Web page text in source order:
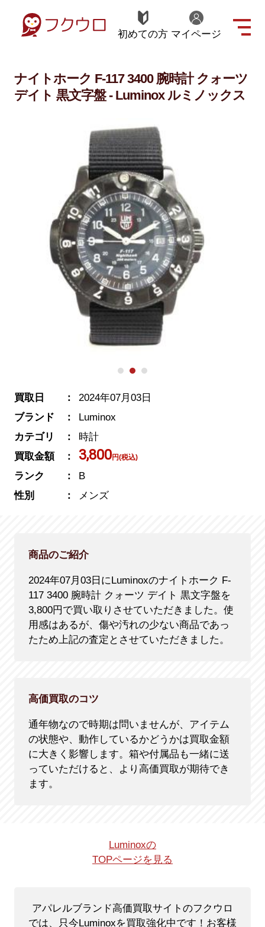
初めての方 マイページ
ナイトホーク F-117 3400 腕時計 クォーツ
デイト 黒文字盤 - Luminox ルミノックス
買取日
2024年07月03日
ブランド
Luminox
カテゴリ
時計
買取金額
3,800円(税込)
ランク
B
性別
メンズ
商品のご紹介
2024年07月03日にLuminoxのナイトホーク F-
117 3400 腕時計 クォーツ デイト 黒文字盤を
3,800円で買い取りさせていただきました。使
用感はあるが、傷や汚れの少ない商品であっ
たため上記の査定とさせていただきました。
高価買取のコツ
通年物なので時期は問いませんが、アイテム
の状態や、動作しているかどうかは買取金額
に大きく影響します。箱や付属品も一緒に送
っていただけると、より高価買取が期待でき
ます。
Luminoxの
TOPページを見る
アパレルブランド高価買取サイトのフクウロ
では、只今Luminoxを買取強化中です！ お客様